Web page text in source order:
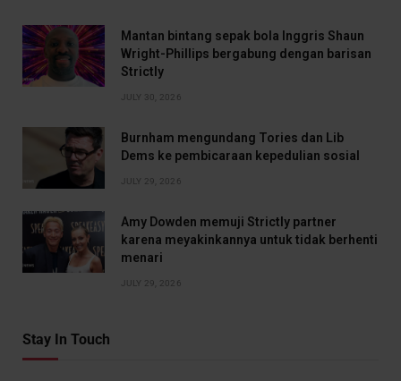
Mantan bintang sepak bola Inggris Shaun
Wright-Phillips bergabung dengan barisan
Strictly
JULY 30, 2026
Burnham mengundang Tories dan Lib
Dems ke pembicaraan kepedulian sosial
JULY 29, 2026
Amy Dowden memuji Strictly partner
karena meyakinkannya untuk tidak berhenti
menari
JULY 29, 2026
Stay In Touch